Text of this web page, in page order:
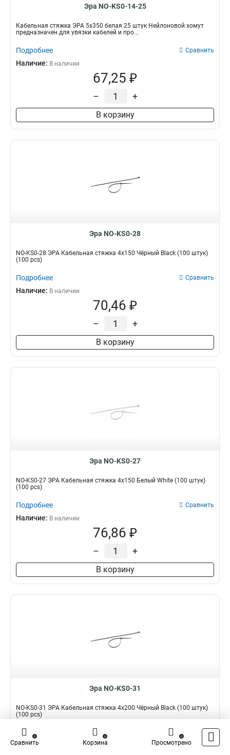
Эра NO-KS0-14-25
Кабельная стяжка ЭРА 5х350 белая 25 штук Нейлоновой хомут
предназначен для увязки кабелей и про...
Подробнее Сравнить
Наличие: В наличии
67,25 ₽
– +
В корзину
Эра NO-KS0-28
NO-KS0-28 ЭРА Кабельная стяжка 4х150 Чёрный Black (100 штук)
(100 pcs)
Подробнее Сравнить
Наличие: В наличии
70,46 ₽
– +
В корзину
Эра NO-KS0-27
NO-KS0-27 ЭРА Кабельная стяжка 4х150 Белый White (100 штук)
(100 pcs)
Подробнее Сравнить
Наличие: В наличии
76,86 ₽
– +
В корзину
Эра NO-KS0-31
NO-KS0-31 ЭРА Кабельная стяжка 4x200 Чёрный Black (100 штук)
(100 pcs)
Подробнее Сравнить
Наличие:
Сравнить
0
Корзина
0
Просмотрено
0